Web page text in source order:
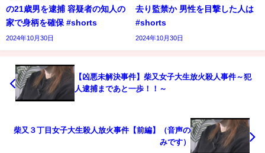
の21歳男を逮捕 容疑者の知人の
家で身柄を確保 #shorts
2024年10月30日
去り監禁か 男性を目撃した人は
#shorts
2024年10月30日
【凶悪未解決事件】柴又女子大生放火殺人事件～犯
人逮捕まであと一歩！！～
柴又３丁目女子大生殺人放火事件【前編】（音声の
みです）